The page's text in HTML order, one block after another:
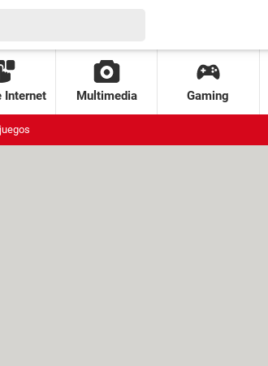
Internet Multimedia Gaming